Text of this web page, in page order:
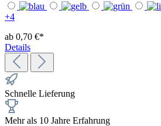
+4
ab 0,70 €*
Details
Schnelle Lieferung
Mehr als 10 Jahre Erfahrung